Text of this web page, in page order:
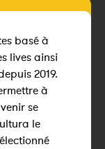
basé à
lives ainsi
2019.
à
se
le